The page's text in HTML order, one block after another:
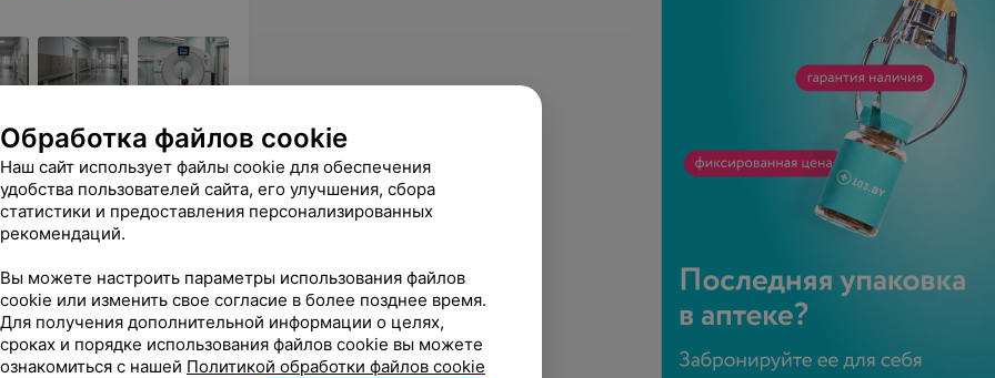
Операция ДУВЛТ
(дистанционная ударно-
300 руб.
Самые добрые и светлые пожелания Вам и коллективу вашего отделения. Спасибо за ваш труд Еще
Обработка файлов cookie
Наш сайт использует файлы cookie для обеспечения
удобства пользователей сайта, его улучшения, сбора
статистики и предоставления персонализированных
рекомендаций.
Вы можете настроить параметры использования файлов
cookie или изменить свое согласие в более позднее время.
Для получения дополнительной информации о целях,
сроках и порядке использования файлов cookie вы можете
ознакомиться с нашей Политикой обработки файлов cookie